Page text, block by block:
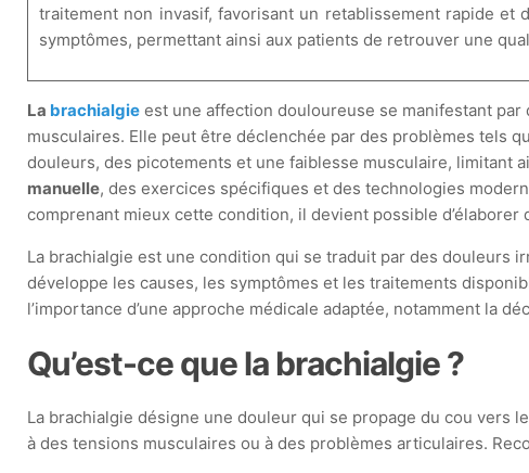
traitement non invasif, favorisant un retablissement rapide et
symptômes, permettant ainsi aux patients de retrouver une
La brachialgie est une affection douloureuse se manifestant
musculaires. Elle peut être déclenchée par des problèmes tels
douleurs, des picotements et une faiblesse musculaire, limitant
manuelle, des exercices spécifiques et des technologies
comprenant mieux cette condition, il devient possible
La brachialgie est une condition qui se traduit par des douleurs
développe les causes, les symptômes et les traitements
l’importance d’une approche médicale adaptée, notamment la
Qu’est-ce que la brachialgie ?
La brachialgie désigne une douleur qui se propage du cou vers
à des tensions musculaires ou à des problèmes articulaires.